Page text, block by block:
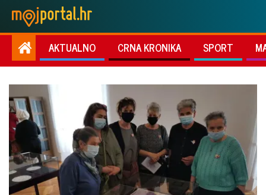
AKTUALNO CRNA KRONIKA SPORT